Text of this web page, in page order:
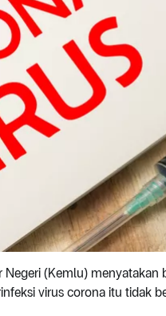
(Kemlu) menyatakan
virus corona itu tidak